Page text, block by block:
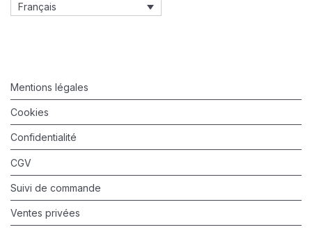
Français
Mentions légales
Cookies
Confidentialité
CGV
Suivi de commande
Ventes privées